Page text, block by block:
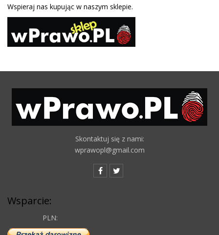
Wspieraj nas kupując w naszym sklepie.
Skontaktuj się z nami:
wprawopl@gmail.com
Wsparcie:
PLN: